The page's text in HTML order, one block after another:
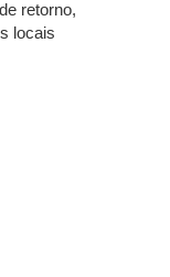
retorno,
locais